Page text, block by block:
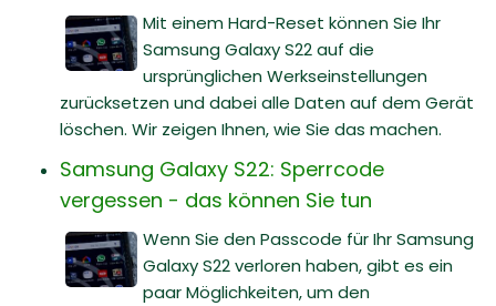
Mit einem Hard-Reset können Sie Ihr
Samsung Galaxy S22 auf die
ursprünglichen Werkseinstellungen
zurücksetzen und dabei alle Daten auf dem Gerät
löschen. Wir zeigen Ihnen, wie Sie das machen.
Samsung Galaxy S22: Sperrcode
vergessen - das können Sie tun
Wenn Sie den Passcode für Ihr Samsung
Galaxy S22 verloren haben, gibt es ein
paar Möglichkeiten, um den